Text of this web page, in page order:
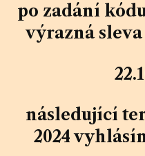
po zadání
výrazná
následující
2024